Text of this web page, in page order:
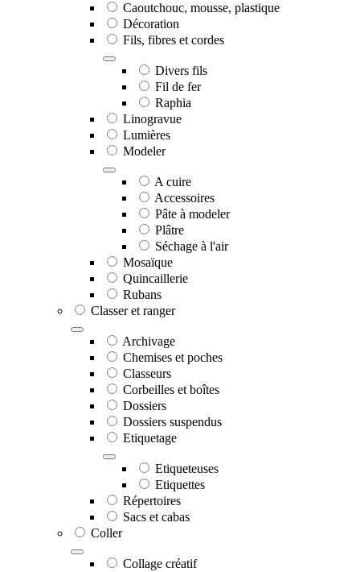
Caoutchouc, mousse, plastique
Décoration
Fils, fibres et cordes
Divers fils
Fil de fer
Raphia
Linogravue
Lumières
Modeler
A cuire
Accessoires
Pâte à modeler
Plâtre
Séchage à l'air
Mosaïque
Quincaillerie
Rubans
Classer et ranger
Archivage
Chemises et poches
Classeurs
Corbeilles et boîtes
Dossiers
Dossiers suspendus
Etiquetage
Etiqueteuses
Etiquettes
Répertoires
Sacs et cabas
Coller
Collage créatif